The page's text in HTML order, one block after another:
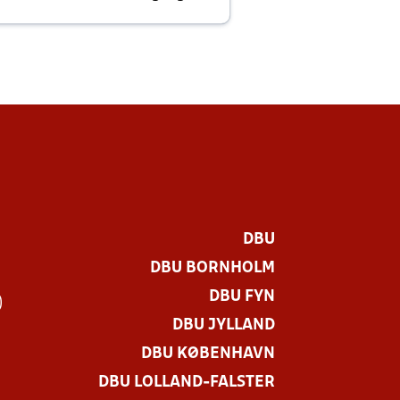
DBU
DBU BORNHOLM
DBU FYN
DBU JYLLAND
DBU KØBENHAVN
DBU LOLLAND-FALSTER